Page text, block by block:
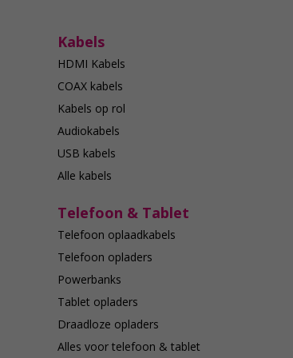
Kabels
HDMI Kabels
COAX kabels
Kabels op rol
Audiokabels
USB kabels
Alle kabels
Telefoon & Tablet
Telefoon oplaadkabels
Telefoon opladers
Powerbanks
Tablet opladers
Draadloze opladers
Alles voor telefoon & tablet